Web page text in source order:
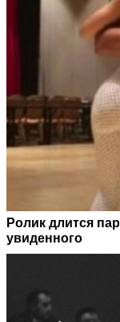
Ролик длится
увиденного